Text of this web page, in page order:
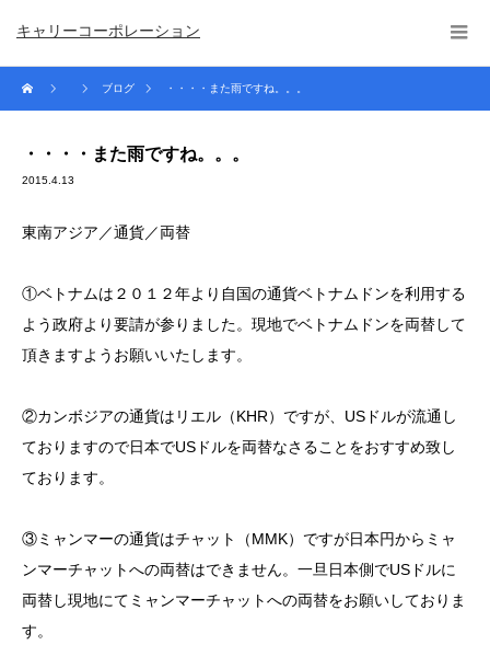
キャリーコーポレーション
ブログ ・・・・また雨ですね。。。
・・・・また雨ですね。。。
2015.4.13
東南アジア／通貨／両替
①ベトナムは２０１２年より自国の通貨ベトナムドンを利用する
よう政府より要請が参りました。現地でベトナムドンを両替して
頂きますようお願いいたします。
②カンボジアの通貨はリエル（KHR）ですが、USドルが流通し
ておりますので日本でUSドルを両替なさることをおすすめ致し
ております。
③ミャンマーの通貨はチャット（MMK）ですが日本円からミャ
ンマーチャットへの両替はできません。一旦日本側でUSドルに
両替し現地にてミャンマーチャットへの両替をお願いしておりま
す。